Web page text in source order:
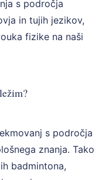
s področja
in tujih jezikov,
fizike na naši
s področja
znanja. Tako
badmintona,